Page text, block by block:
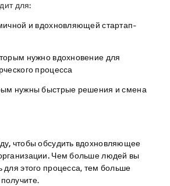
для:
и вдохновляющей стартап-
нужно вдохновение для
процесса
нужны быстрые решения и смена
чтобы обсудить вдохновляющее
Чем больше людей вы
для этого процесса, тем больше